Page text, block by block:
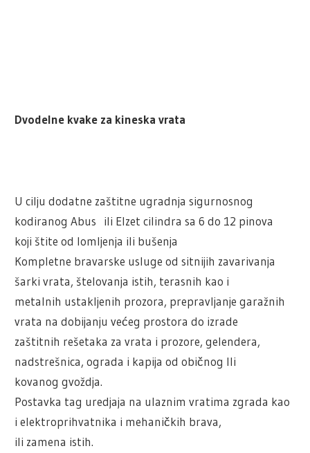
Dvodelne kvake za kineska vrata
U cilju dodatne zaštitne ugradnja sigurnosnog
kodiranog Abus ili Elzet cilindra sa 6 do 12 pinova
koji štite od lomljenja ili bušenja
Kompletne bravarske usluge od sitnijih zavarivanja
šarki vrata, štelovanja istih, terasnih kao i
metalnih ustakljenih prozora, prepravljanje garažnih
vrata na dobijanju većeg prostora do izrade
zaštitnih rešetaka za vrata i prozore, gelendera,
nadstrešnica, ograda i kapija od običnog lli
kovanog gvoždja.
Postavka tag uredjaja na ulaznim vratima zgrada kao
i elektroprihvatnika i mehaničkih brava,
ili zamena istih.